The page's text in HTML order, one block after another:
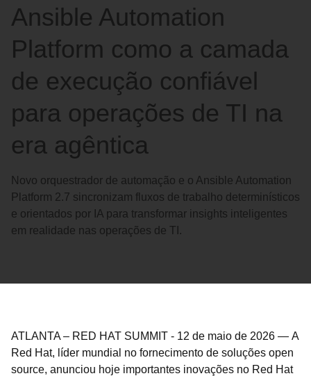
Ansible Automation
Platform como a camada
de execução confiável
para operações de TI na
era agêntica
Novo orquestrador de automação e o Ansible Automation
Platform 2.7 sincronizam fluxos de trabalho determinísticos
e orientados por IA para transformar insights inteligentes
em realidade nas operações de TI.
ATLANTA – RED HAT SUMMIT - 12 de maio de 2026 — A
Red Hat, líder mundial no fornecimento de soluções open
source, anunciou hoje importantes inovações no Red Hat